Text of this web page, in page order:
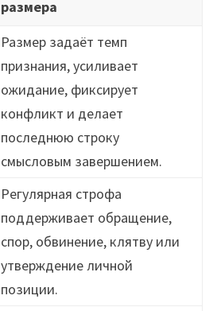
размера
Размер задаёт темп
признания, усиливает
ожидание, фиксирует
конфликт и делает
последнюю строку
смысловым завершением.
Регулярная строфа
поддерживает обращение,
спор, обвинение, клятву или
утверждение личной
позиции.